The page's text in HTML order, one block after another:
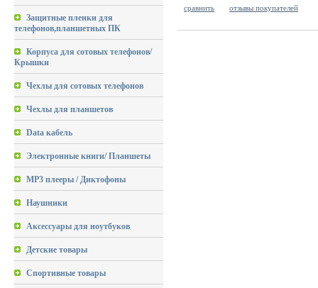
Защитные пленки для
телефонов,планшетных ПК
Корпуса для сотовых телефонов/
Крышки
Чехлы для сотовых телефонов
Чехлы для планшетов
Data кабель
Электронные книги/ Планшеты
MP3 плееры / Диктофоны
Наушники
Аксессуары для ноутбуков
Детские товары
Спортивные товары
сравнить отзывы покупателей